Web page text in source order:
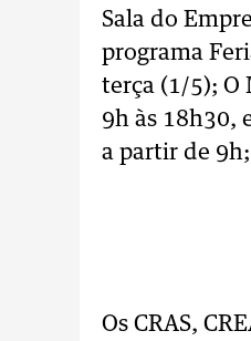
Sala do
programa
terça (1/5); O
9h às 18h30,
a partir de 9h;
Os CRAS,